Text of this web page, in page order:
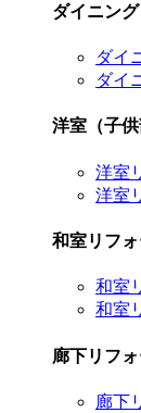
ダイニン
ダイ
ダイ
洋室（子
洋室
洋室
和室リフ
和室
和室
廊下リフ
廊下